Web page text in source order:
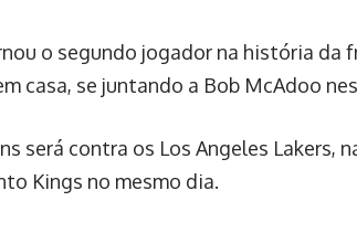
o segundo jogador na história da
casa, se juntando a Bob McAdoo
será contra os Los Angeles Lakers,
Kings no mesmo dia.